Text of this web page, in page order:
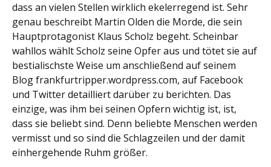
dass an vielen Stellen wirklich ekelerregend ist. Sehr
genau beschreibt Martin Olden die Morde, die sein
Hauptprotagonist Klaus Scholz begeht. Scheinbar
wahllos wählt Scholz seine Opfer aus und tötet sie auf
bestialischste Weise um anschließend auf seinem
Blog frankfurtripper.wordpress.com, auf Facebook
und Twitter detailliert darüber zu berichten. Das
einzige, was ihm bei seinen Opfern wichtig ist, ist,
dass sie beliebt sind. Denn beliebte Menschen werden
vermisst und so sind die Schlagzeilen und der damit
einhergehende Ruhm größer.